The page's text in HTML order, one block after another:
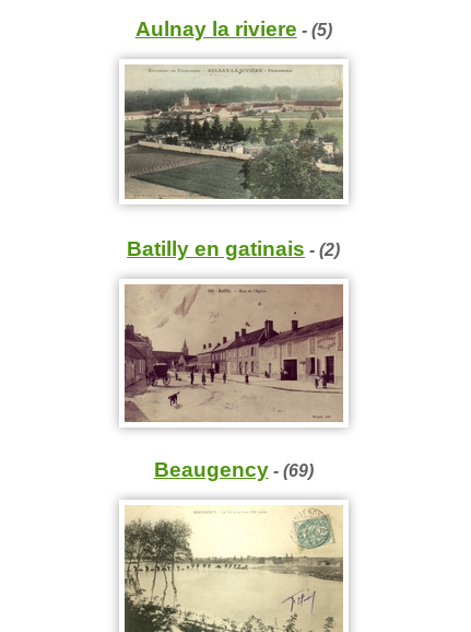
Aulnay la riviere - (5)
Batilly en gatinais - (2)
Beaugency- (69)